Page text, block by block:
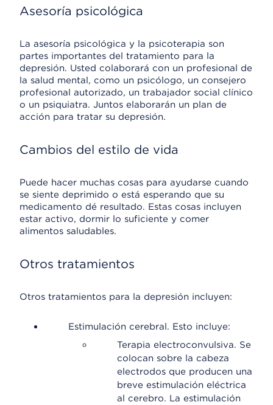
Asesoría psicológica
La asesoría psicológica y la psicoterapia son
partes importantes del tratamiento para la
depresión. Usted colaborará con un profesional de
la salud mental, como un psicólogo, un consejero
profesional autorizado, un trabajador social clínico
o un psiquiatra. Juntos elaborarán un plan de
acción para tratar su depresión.
Cambios del estilo de vida
Puede hacer muchas cosas para ayudarse cuando
se siente deprimido o está esperando que su
medicamento dé resultado. Estas cosas incluyen
estar activo, dormir lo suficiente y comer
alimentos saludables.
Otros tratamientos
Otros tratamientos para la depresión incluyen:
Estimulación cerebral. Esto incluye:
Terapia electroconvulsiva. Se
colocan sobre la cabeza
electrodos que producen una
breve estimulación eléctrica
al cerebro. La estimulación